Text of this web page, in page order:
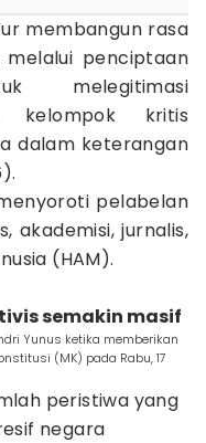
membangun rasa
penciptaan
melegitimasi
kelompok kritis
dalam keterangan
pelabelan
akademisi, jurnalis,
(HAM).
semakin masif
Yunus ketika memberikan
(MK) pada Rabu, 17
peristiwa yang
negara